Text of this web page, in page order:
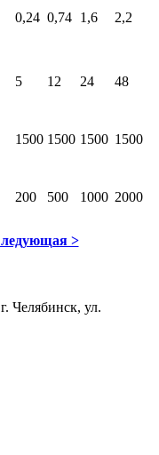
0,24 0,74 1,6 2,2
5 12 24 48
1500 1500 1500 1500
200 500 1000 2000
>
г. Челябинск, ул.